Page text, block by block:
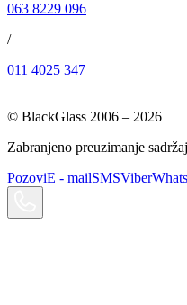
063 8229 096
/
011 4025 347
© BlackGlass 2006 – 2026
Zabranjeno preuzimanje
PozoviE - mailSMSViber